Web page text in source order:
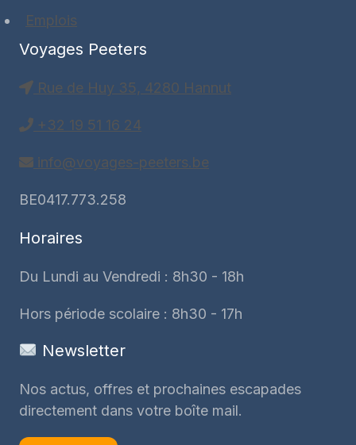
Emplois
Voyages Peeters
Rue de Huy 35, 4280 Hannut
+32 19 51 16 24
info@voyages-peeters.be
BE0417.773.258
Horaires
Du Lundi au Vendredi : 8h30 - 18h
Hors période scolaire : 8h30 - 17h
Newsletter
Nos actus, offres et prochaines escapades
directement dans votre boîte mail.